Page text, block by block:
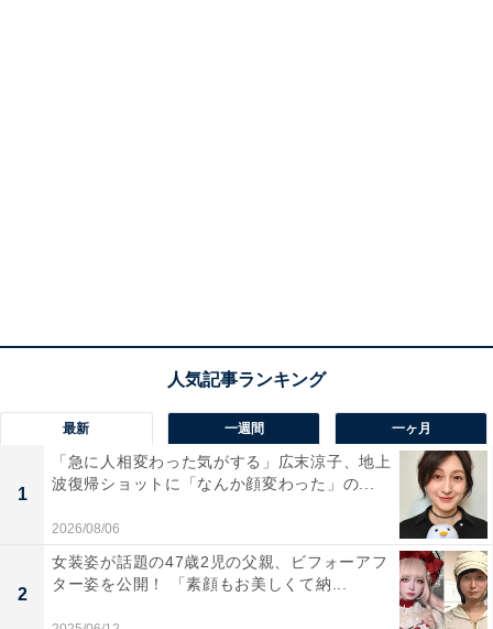
最新 一週間 一ヶ月
1
「急に人相変わった気がする」広末涼子、地上
波復帰ショットに「なんか顔変わった」の...
2026/08/06
2
女装姿が話題の47歳2児の父親、ビフォーアフ
ター姿を公開！ 「素顔もお美しくて納...